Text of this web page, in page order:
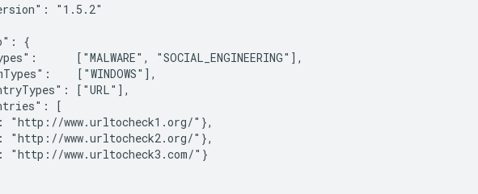
"1.5.2"
{
["MALWARE", "SOCIAL_ENGINEERING"],
["WINDOWS"],
["URL"],
[
"http://www.urltocheck1.org/"},
"http://www.urltocheck2.org/"},
"http://www.urltocheck3.com/"}